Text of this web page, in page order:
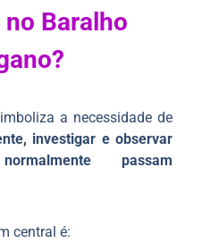
no Baralho
a necessidade de
investigar e observar
passam
central é: